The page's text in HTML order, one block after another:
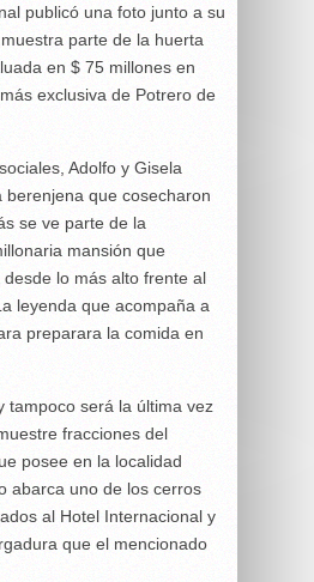
publicó una foto junto a su
parte de la huerta
en $ 75 millones en
exclusiva de Potrero de
Adolfo y Gisela
berenjena que cosecharon
se ve parte de la
mansión que
lo más alto frente al
leyenda que acompaña a
preparara la comida en
tampoco será la última vez
fracciones del
posee en la localidad
abarca uno de los cerros
al Hotel Internacional y
que el mencionado